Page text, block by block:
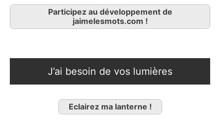
Participez au développement de
jaimelesmots.com !
J’ai besoin de vos lumières
Eclairez ma lanterne !